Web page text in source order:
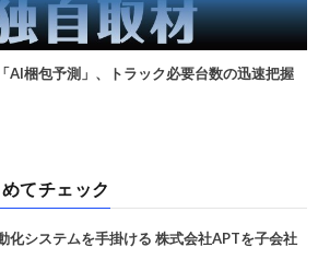
AI梱包予測」、トラック必要台数の迅速把握
めてチェック
化システムを手掛ける 株式会社APTを子会社